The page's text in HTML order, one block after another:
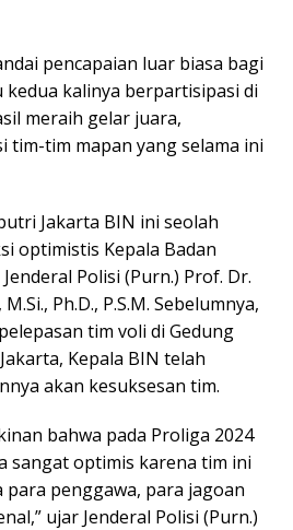
pencapaian luar biasa bagi
kedua kalinya berpartisipasi di
meraih gelar juara,
tim-tim mapan yang selama ini
Jakarta BIN ini seolah
optimistis Kepala Badan
Polisi (Purn.) Prof. Dr.
Ph.D., P.S.M. Sebelumnya,
tim voli di Gedung
Kepala BIN telah
akan kesuksesan tim.
bahwa pada Proliga 2024
sangat optimis karena tim ini
penggawa, para jagoan
ujar Jenderal Polisi (Purn.)